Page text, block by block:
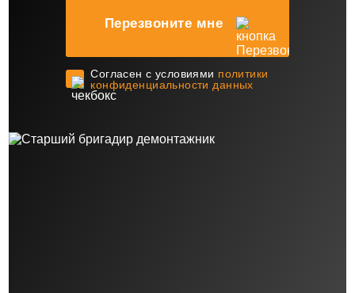
Перезвоните мне
Cогласен с условиями политики
конфиденциальности данных